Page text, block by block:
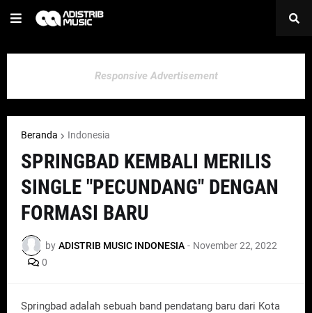
Responsive Advertisement
Beranda Indonesia
SPRINGBAD KEMBALI MERILIS
SINGLE "PECUNDANG" DENGAN
FORMASI BARU
by ADISTRIB MUSIC INDONESIA - November 22, 2022
0
Springbad adalah sebuah band pendatang baru dari Kota